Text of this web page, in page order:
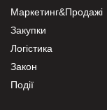
Маркетинг&Продажі
Закупки
Логістика
Закон
Події